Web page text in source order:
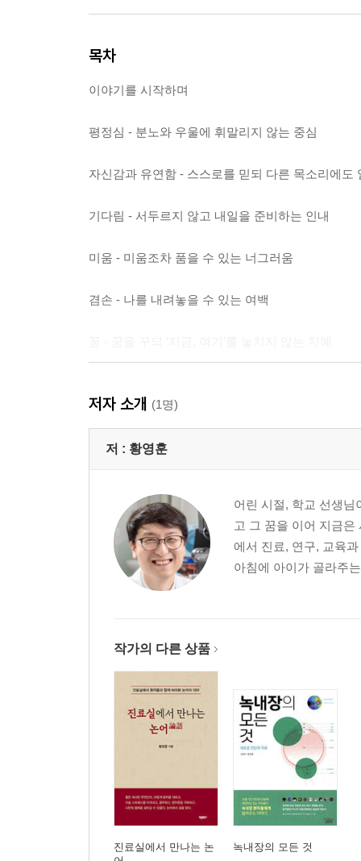
목차
이야기를 시작하며
평정심 - 분노와 우울에 휘말리지 않는 중심
자신감과 유연함 - 스스로를 믿되 다른 목소리에도
기다림 - 서두르지 않고 내일을 준비하는 인내
미움 - 미움조차 품을 수 있는 너그러움
겸손 - 나를 내려놓을 수 있는 여백
성공과 실패 - 두 사기꾼의 속임수에 속지 않는 눈
상실 - 무너진 자리에서 다시 시작할 수 있는 힘
도전과 운 - 최선을 다하되 결과에 흔들리지 않는
버텨내기 - 절망적인 순간에도 끝까지 버티는 의지
상처 - 상처에 무너지지 않는 강함과 유연함
나를 챙기기 - 나와 세상 사이의 적당한 거리
시간 - ‘지금 이 순간’을 온전히 살아가는 밀도
마침내 - 스스로의 목적지를 향한 여정
저자 소개 (1명)
저 : 황영훈
어린 시절, 학교 선생
고 그 꿈을 이어 지금
에서 진료, 연구, 교육
아침에 아이가 골라주
작가의 다른 상품
진료실에서 만나는 논
녹내장의 모든 것